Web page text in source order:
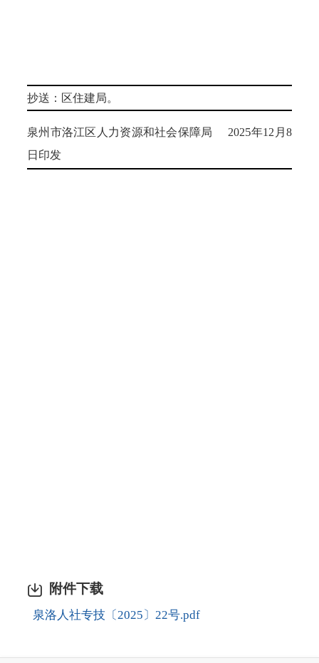
抄送 ：区住建局。
泉州市洛江区人力资源和社会保障局 2025年12 月8
日印发
附件下载
泉洛人社专技〔2025〕22号.pdf